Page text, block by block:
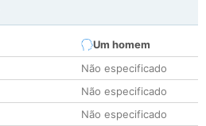
Um homem
Não especificado
Não especificado
Não especificado